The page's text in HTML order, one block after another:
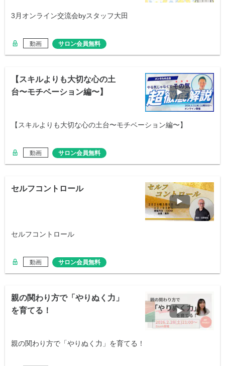
3月オンライン交流会byスタッフ大田
動画 サロン会員無料
【スキルよりも大切な心の土
台〜モチベーション編〜】
【スキルよりも大切な心の土台〜モチベーション編〜】
動画 サロン会員無料
セルフコントロール
セルフコントロール
動画 サロン会員無料
親の関わり方で「やりぬく力」
を育てる！
親の関わり方で「やりぬく力」を育てる！